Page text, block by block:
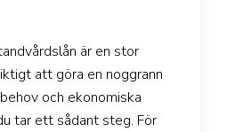
är en stor
att göra en noggrann
och ekonomiska
tar ett sådant steg. För